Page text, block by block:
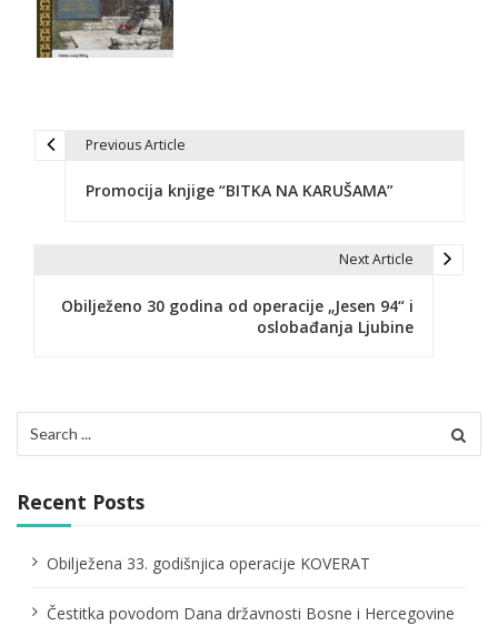
v
i
a
t
i
Previous Article
Promocija knjige “BITKA NA KARUŠAMA”
Next Article
Obilježeno 30 godina od operacije „Jesen 94“ i
oslobađanja Ljubine
for:
Recent Posts
Obilježena 33. godišnjica operacije KOVERAT
Čestitka povodom Dana državnosti Bosne i Hercegovine